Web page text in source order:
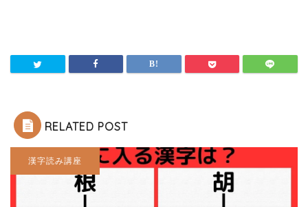
RELATED POST
漢字読み講座